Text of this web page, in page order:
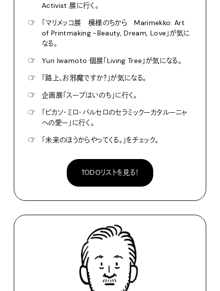
Activist 展に行く。
☞
「マリメッコ展 模様のちから Marimekko: Art
of Printmaking -Beauty, Dream, Love」が気に
なる。
☞
Yuri Iwamoto 個展「Living Tree」が気になる。
☞
「路上、お邪魔ですか？」が気になる。
☞
企画展「スープはいのち」に行く。
☞
「ピカソ・ミロ・バルセロのセラミックーカタルーニャ
への愛ー」に行く。
☞
「未来のほうからやってくる。」をチェック。
TODOリストを見る！